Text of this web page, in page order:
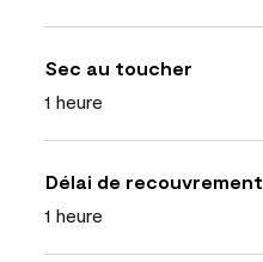
Sec au toucher
1 heure
Délai de recouvrement
1 heure